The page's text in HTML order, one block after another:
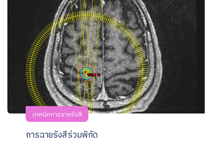
เทคนิคการฉายรังสี
การฉายรังสีร่วมพิกัด